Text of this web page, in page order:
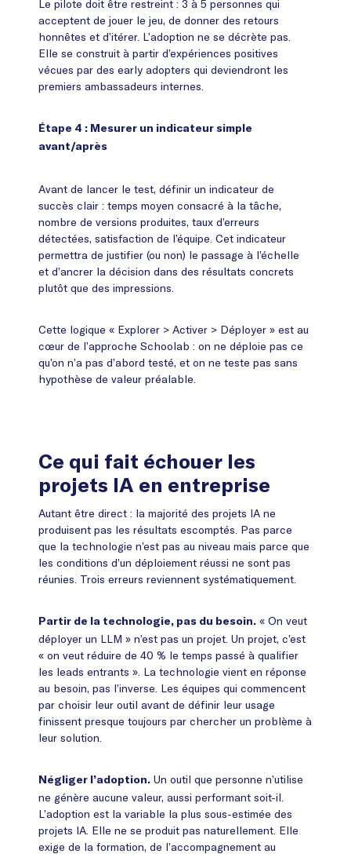
Le pilote doit être restreint : 3 à 5 personnes qui
acceptent de jouer le jeu, de donner des retours
honnêtes et d’itérer. L’adoption ne se décrète pas.
Elle se construit à partir d’expériences positives
vécues par des early adopters qui deviendront les
premiers ambassadeurs internes.
Étape 4 : Mesurer un indicateur simple
avant/après
Avant de lancer le test, définir un indicateur de
succès clair : temps moyen consacré à la tâche,
nombre de versions produites, taux d’erreurs
détectées, satisfaction de l’équipe. Cet indicateur
permettra de justifier (ou non) le passage à l’échelle
et d’ancrer la décision dans des résultats concrets
plutôt que des impressions.
Cette logique « Explorer > Activer > Déployer » est au
cœur de l’approche Schoolab : on ne déploie pas ce
qu’on n’a pas d’abord testé, et on ne teste pas sans
hypothèse de valeur préalable.
Ce qui fait échouer les
projets IA en entreprise
Autant être direct : la majorité des projets IA ne
produisent pas les résultats escomptés. Pas parce
que la technologie n’est pas au niveau mais parce que
les conditions d’un déploiement réussi ne sont pas
réunies. Trois erreurs reviennent systématiquement.
Partir de la technologie, pas du besoin. « On veut
déployer un LLM » n’est pas un projet. Un projet, c’est
« on veut réduire de 40 % le temps passé à qualifier
les leads entrants ». La technologie vient en réponse
au besoin, pas l’inverse. Les équipes qui commencent
par choisir leur outil avant de définir leur usage
finissent presque toujours par chercher un problème à
leur solution.
Négliger l’adoption. Un outil que personne n’utilise
ne génère aucune valeur, aussi performant soit-il.
L’adoption est la variable la plus sous-estimée des
projets IA. Elle ne se produit pas naturellement. Elle
exige de la formation, de l’accompagnement au